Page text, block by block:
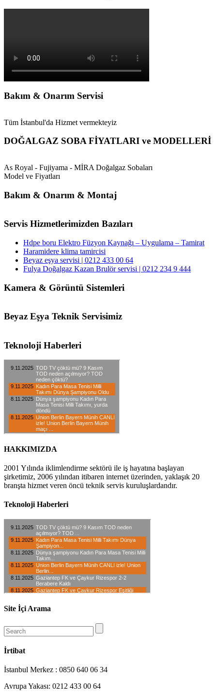
Bakım & Onarım Servisi
Tüm İstanbul'da Hizmet vermekteyiz
DOĞALGAZ SOBA FİYATLARI ve MODELLERİ
As Royal - Fujiyama - MİRA Doğalgaz Sobaları
Model ve Fiyatları
Bakım & Onarım & Montaj
Servis Hizmetlerimizden Bazıları
Hdpe boru Elektro Füzyon Kaynağı – Uygulama – Tamirat
Haramidere klima tamircisi
Beyaz eşya servisi | 0212 433 00 64
Fulya Doğalgaz Kazan Brulör servisi | 0212 234 9 444
Kamera & Görüntü Sistemleri
Beyaz Eşya Teknik Servisimiz
Teknoloji Haberleri
HAKKIMIZDA
2001 Yılında iklimlendirme sektörü ile iş hayatına başlayan
şirketimiz, 2006 yılından itibaren internet üzerinden, yaklaşık 20
branşta hizmet veren öncü teknik servis kuruluşlardandır.
Teknoloji Haberleri
Site İçi Arama
İrtibat
İstanbul Merkez : 0850 640 06 34
Avrupa Yakası: 0212 433 00 64